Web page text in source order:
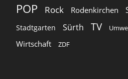
POP Rock Rodenkirchen
Stadtgarten Sürth TV
Wirtschaft ZDF